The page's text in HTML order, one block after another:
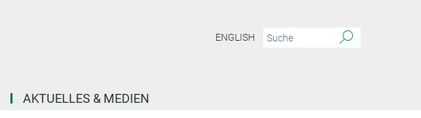
ENGLISH
AKTUELLES & MEDIEN